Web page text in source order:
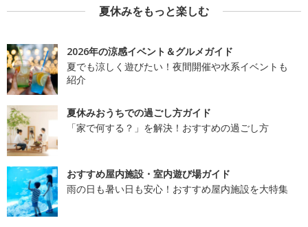
夏休みをもっと楽しむ
2026年の涼感イベント＆グルメガイド
夏でも涼しく遊びたい！夜間開催や水系イベントも
紹介
夏休みおうちでの過ごし方ガイド
「家で何する？」を解決！おすすめの過ごし方
おすすめ屋内施設・室内遊び場ガイド
雨の日も暑い日も安心！おすすめ屋内施設を大特集